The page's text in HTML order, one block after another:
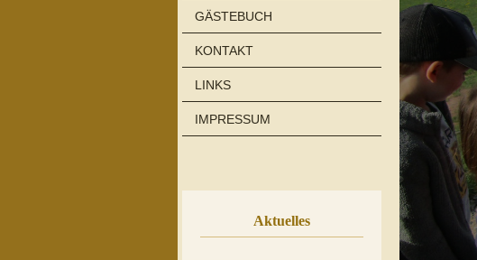
GÄSTEBUCH
KONTAKT
LINKS
IMPRESSUM
Aktuelles